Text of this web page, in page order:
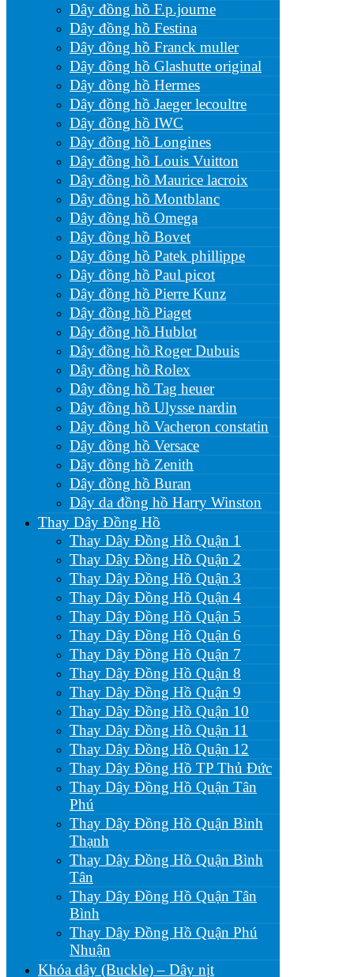
Dây đồng hồ F.p.journe
Dây đồng hồ Festina
Dây đồng hồ Franck muller
Dây đồng hồ Glashutte original
Dây đồng hồ Hermes
Dây đồng hồ Jaeger lecoultre
Dây đồng hồ IWC
Dây đồng hồ Longines
Dây đồng hồ Louis Vuitton
Dây đồng hồ Maurice lacroix
Dây đồng hồ Montblanc
Dây đồng hồ Omega
Dây đồng hồ Bovet
Dây đồng hồ Patek phillippe
Dây đồng hồ Paul picot
Dây đồng hồ Pierre Kunz
Dây đồng hồ Piaget
Dây đồng hồ Hublot
Dây đồng hồ Roger Dubuis
Dây đồng hồ Rolex
Dây đồng hồ Tag heuer
Dây đồng hồ Ulysse nardin
Dây đồng hồ Vacheron constatin
Dây đồng hồ Versace
Dây đồng hồ Zenith
Dây đồng hồ Buran
Dây da đồng hồ Harry Winston
Thay Dây Đồng Hồ
Thay Dây Đồng Hồ Quận 1
Thay Dây Đồng Hồ Quận 2
Thay Dây Đồng Hồ Quận 3
Thay Dây Đồng Hồ Quận 4
Thay Dây Đồng Hồ Quận 5
Thay Dây Đồng Hồ Quận 6
Thay Dây Đồng Hồ Quận 7
Thay Dây Đồng Hồ Quận 8
Thay Dây Đồng Hồ Quận 9
Thay Dây Đồng Hồ Quận 10
Thay Dây Đồng Hồ Quận 11
Thay Dây Đồng Hồ Quận 12
Thay Dây Đồng Hồ TP Thủ Đức
Thay Dây Đồng Hồ Quận Tân
Phú
Thay Dây Đồng Hồ Quận Bình
Thạnh
Thay Dây Đồng Hồ Quận Bình
Tân
Thay Dây Đồng Hồ Quận Tân
Bình
Thay Dây Đồng Hồ Quận Phú
Nhuận
Khóa dây (Buckle) – Dây nịt